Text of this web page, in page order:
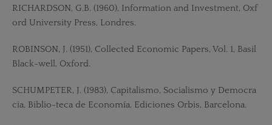
RICHARDSON, G.B. (1960), Information and Investment, Oxf
ord University Press, Londres.
ROBINSON, J. (1951), Collected Economic Papers, Vol. 1, Basil
Black-well, Oxford.
SCHUMPETER, J. (1983), Capitalismo, Socialismo y Democra
cia, Biblio-teca de Economía, Ediciones Orbis, Barcelona.